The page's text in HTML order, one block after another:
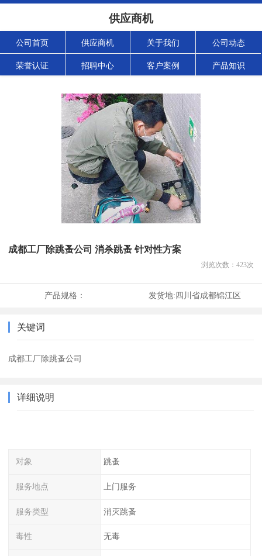
供应商机
公司首页 供应商机 关于我们 公司动态
荣誉认证 招聘中心 客户案例 产品知识
成都工厂除跳蚤公司 消杀跳蚤 针对性方案
浏览次数： 423次
产品规格： 发货地:四川省成都锦江区
关键词
成都工厂除跳蚤公司
详细说明
对象 跳蚤
服务地点 上门服务
服务类型 消灭跳蚤
毒性 无毒